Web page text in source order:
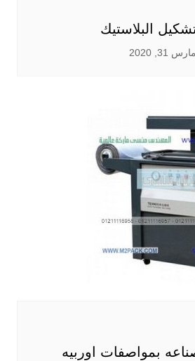
البلاستيك
مارس 31, 2020
بمواصفات اوربيه